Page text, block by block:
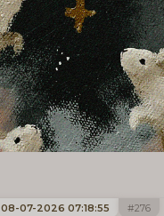
276
08-07-2026 07:18:55